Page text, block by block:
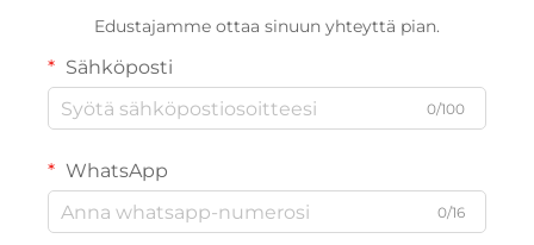
Edustajamme ottaa sinuun yhteyttä pian.
Sähköposti
0/100
WhatsApp
0/16